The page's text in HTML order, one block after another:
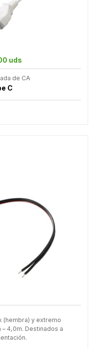
uds
de CA
C
(hembra) y extremo
4,0m. Destinados a